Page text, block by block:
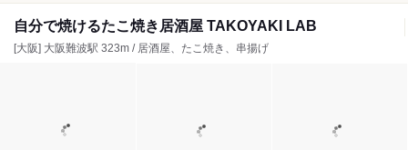
自分で焼けるたこ焼き居酒屋 TAKOYAKI LAB
[大阪] 大阪難波駅 323m / 居酒屋、たこ焼き、串揚げ